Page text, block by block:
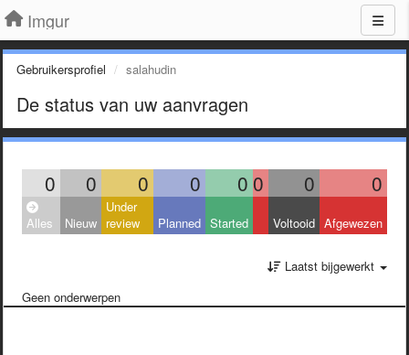
Imgur
Gebruikersprofiel salahudin
De status van uw aanvragen
0 0 0 0 0 0 0 0
Alles Nieuw
Under
review
Planned Started Voltooid Afgewezen
Laatst bijgewerkt
Geen onderwerpen